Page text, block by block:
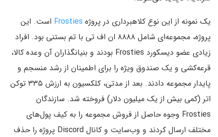
یک نمونه از این نوع کلاهبرداری در پروژه Frosties است. این
پروژه، مجموعه‌ای شامل ۸۸۸۸ ان اف تی با تم بستنی بود. افراد
زیادی عضو دیسکورد Frosties بودند و بنیانگذاران آن وعده کالا،
قرعه‌کشی و یک صندوق ویژه را برای اطمینان از رشد منسجم و
پایدار مجموعه دادند. بعد از مدتی، کلکسیون به ارزش ۳۳۵ توکن
اتر (کمی بیش از یک میلیون دلار) فروخته شد. سازندگان
Frosties وجوه حاصل از فروش مجموعه را به کیف پول‌های
مختلف ارسال کردند و وب‌سایت و کانال Discord پروژه را حذف